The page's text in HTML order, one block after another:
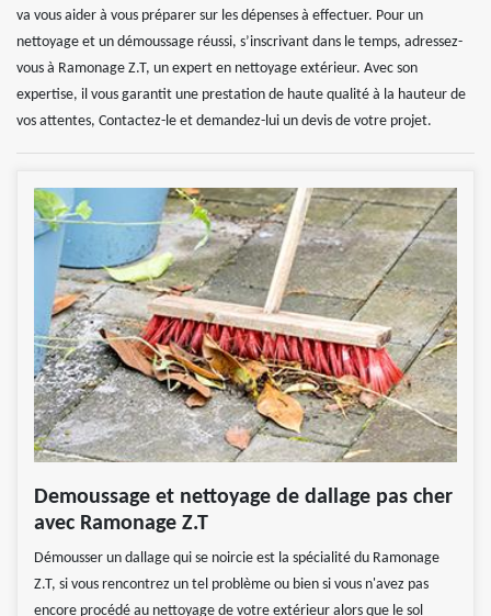
va vous aider à vous préparer sur les dépenses à effectuer. Pour un
nettoyage et un démoussage réussi, s’inscrivant dans le temps, adressez-
vous à Ramonage Z.T, un expert en nettoyage extérieur. Avec son
expertise, il vous garantit une prestation de haute qualité à la hauteur de
vos attentes, Contactez-le et demandez-lui un devis de votre projet.
Demoussage et nettoyage de dallage pas cher
avec Ramonage Z.T
Démousser un dallage qui se noircie est la spécialité du Ramonage
Z.T, si vous rencontrez un tel problème ou bien si vous n'avez pas
encore procédé au nettoyage de votre extérieur alors que le sol